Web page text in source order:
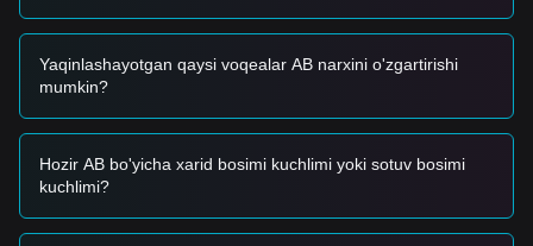
Yaqinlashayotgan qaysi voqealar AB narxini o'zgartirishi
mumkin?
Hozir AB bo'yicha xarid bosimi kuchlimi yoki sotuv bosimi
kuchlimi?